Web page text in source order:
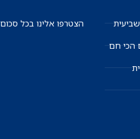
הכי חם
הצטרפו אלינו בכל סכום